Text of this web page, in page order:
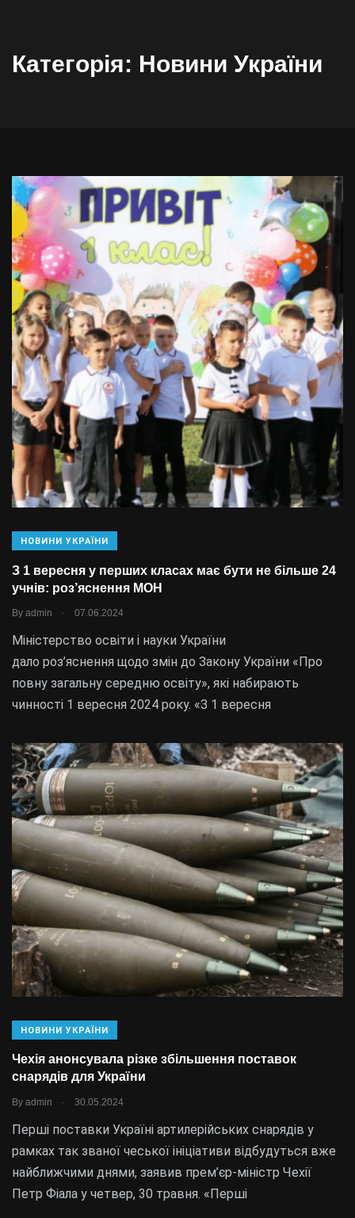
Категорія: Новини України
НОВИНИ УКРАЇНИ
З 1 вересня у перших класах має бути не більше 24
учнів: роз’яснення МОН
By admin . 07.06.2024
Міністерство освіти і науки України
дало роз’яснення щодо змін до Закону України «Про
повну загальну середню освіту», які набирають
чинності 1 вересня 2024 року. «З 1 вересня
НОВИНИ УКРАЇНИ
Чехія анонсувала різке збільшення поставок
снарядів для України
By admin 30.05.2024
Перші поставки Україні артилерійських снарядів у
рамках так званої чеської ініціативи відбудуться вже
найближчими днями, заявив прем’єр-міністр Чехії
Петр Фіала у четвер, 30 травня. «Перші